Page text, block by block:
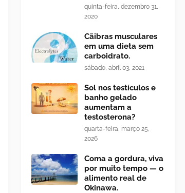
quinta-feira, dezembro 31,
2020
Cãibras musculares
em uma dieta sem
carboidrato.
sábado, abril 03, 2021
Sol nos testículos e
banho gelado
aumentam a
testosterona?
quarta-feira, março 25,
2026
Coma a gordura, viva
por muito tempo — o
alimento real de
Okinawa.